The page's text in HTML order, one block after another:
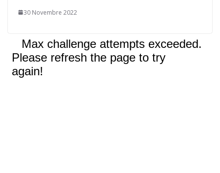
30 Novembre 2022